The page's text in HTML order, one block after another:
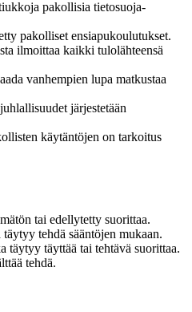
pakollisia tietosuoja-
pakolliset ensiapukoulutukset.
ilmoittaa kaikki tulolähteensä
vanhempien lupa matkustaa
järjestetään
käytäntöjen on tarkoitus
tai edellytetty suorittaa.
tehdä sääntöjen mukaan.
täytyy täyttää tai tehtävä suorittaa.
tehdä.